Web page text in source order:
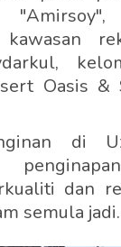
kawasan
Oasis &
di
dan
semula jadi.